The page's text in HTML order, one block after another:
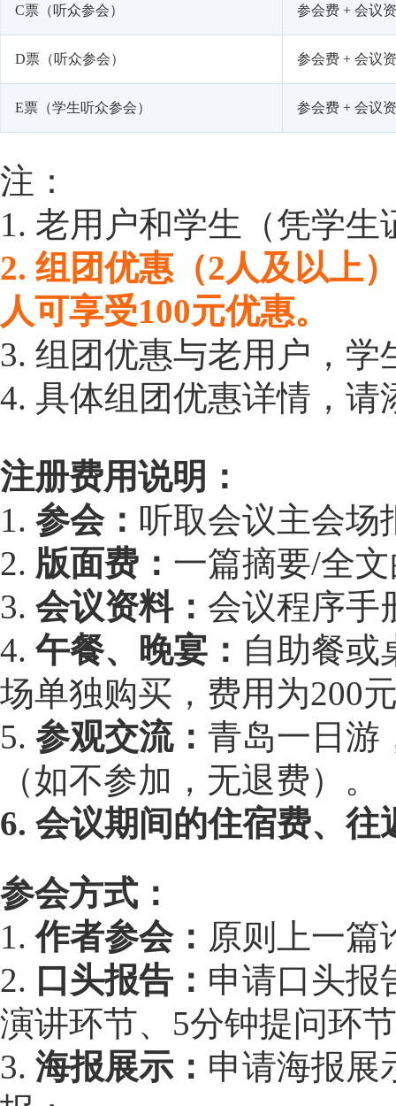
C票（听众参会） 参会费 + 会议
D票（听众参会） 参会费 + 会议
E票（学生听众参会） 参会费 + 会议
注：
1. 老用户和学生（凭学
2. 组团优惠（2人及以上
人可享受100元优惠。
3. 组团优惠与老用户，
4. 具体组团优惠详情，请
注册费用说明：
1. 参会： 听取会议主会场
2. 版面费： 一篇摘要/全
3. 会议资料： 会议程序手
4.午餐、晚宴： 自助餐或
场单独购买，费用为200
5. 参观交流： 青岛一日游
（如不参加，无退费）。
6. 会议期间的住宿费、往
参会方式：
1.作者参会： 原则上一篇
2. 口头报告： 申请口头报
演讲环节、5分钟提问环
3. 海报展示： 申请海报展